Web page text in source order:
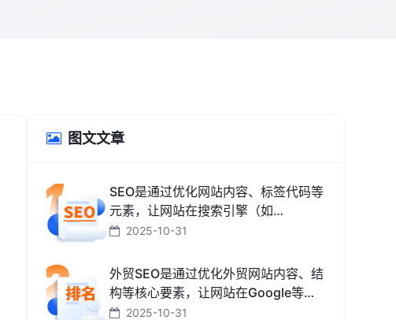
图文文章
SEO是通过优化网站内容、标签代码等
元素，让网站在搜索引擎（如
Google、百度、搜狗、必应）中排名
和方法。
2025-10-31
外贸SEO是通过优化外贸网站内容、结
构等核心要素，让网站在Google等海
外搜索引擎中排名靠前，获取海外精准
2025-10-31